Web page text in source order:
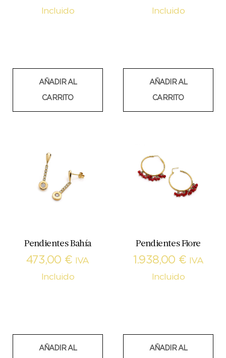
Incluido
AÑADIR AL
CARRITO
Incluido
AÑADIR AL
CARRITO
Pendientes Bahía
473,00 €
IVA
Incluido
AÑADIR AL
Pendientes Fiore
1.938,00 €
IVA
Incluido
AÑADIR AL